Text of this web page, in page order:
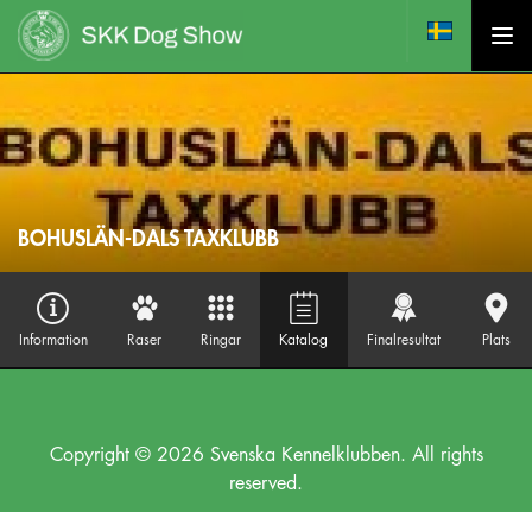
BOHUSLÄN-DALS TAXKLUBB
Information Raser Ringar Katalog Finalresultat Plats
Copyright © 2026 Svenska Kennelklubben. All rights
reserved.